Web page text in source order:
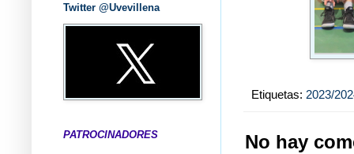
Etiquetas: 2023/
No hay
Twitter @Uvevillena
PATROCINADORES